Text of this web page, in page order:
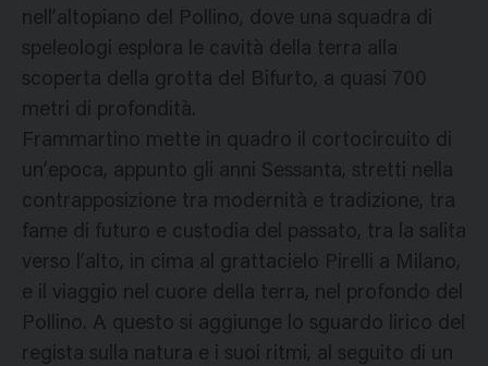
nell’altopiano del Pollino, dove una squadra di
speleologi esplora le cavità della terra alla
scoperta della grotta del Bifurto, a quasi 700
metri di profondità.
Frammartino mette in quadro il cortocircuito di
un’epoca, appunto gli anni Sessanta, stretti nella
contrapposizione tra modernità e tradizione, tra
fame di futuro e custodia del passato, tra la salita
verso l’alto, in cima al grattacielo Pirelli a Milano,
e il viaggio nel cuore della terra, nel profondo del
Pollino. A questo si aggiunge lo sguardo lirico del
regista sulla natura e i suoi ritmi, al seguito di un